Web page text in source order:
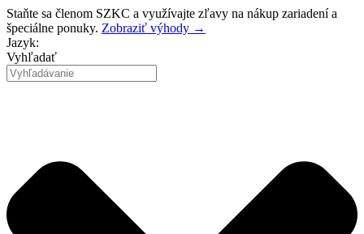
Preskočiť
na
obsah
Staňte sa členom SZKC a využívajte zľavy na nákup zariadení a
špeciálne ponuky. Zobraziť výhody →
Jazyk:
Vyhľadať